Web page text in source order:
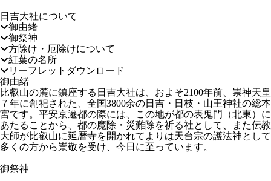
日吉大社について
御由緒
御祭神
方除け・厄除けについて
紅葉の名所
リーフレットダウンロード
御由緒
比叡山の麓に鎮座する日吉大社は、およそ2100年前、崇神天皇
７年に創祀された、全国3800余の日吉・日枝・山王神社の総本
宮です。平安京遷都の際には、この地が都の表鬼門（北東）に
あたることから、都の魔除・災難除を祈る社として、また伝教
大師が比叡山に延暦寺を開かれてよりは天台宗の護法神として
多くの方から崇敬を受け、今日に至っています。
御祭神